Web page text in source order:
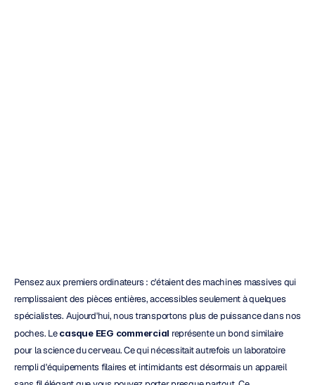
Pensez aux premiers ordinateurs : c'étaient des machines massives qui
remplissaient des pièces entières, accessibles seulement à quelques
spécialistes. Aujourd'hui, nous transportons plus de puissance dans nos
poches. Le casque EEG commercial représente un bond similaire
pour la science du cerveau. Ce qui nécessitait autrefois un laboratoire
rempli d'équipements filaires et intimidants est désormais un appareil